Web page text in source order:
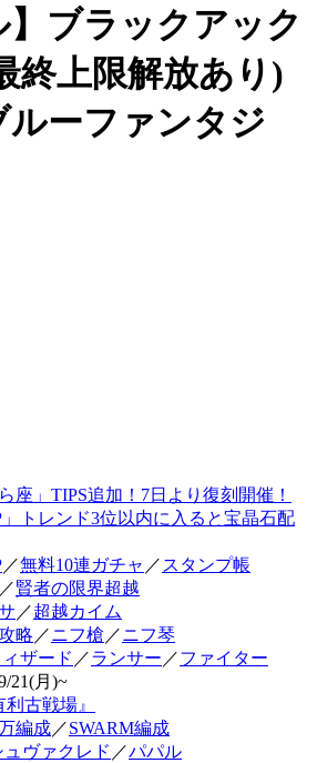
】ブラックアック
終上限解放あり)
ルーファンタジ
座」TIPS追加！7日より復刻開催！
」トレンド3位以内に入ると宝晶石配
／無料10連ガチャ ／ スタンプ帳
／賢者の限界超越
／超越カイム
略 ／ニフ槍 ／ニフ琴
ィザード ／ランサー ／ファイター
21(月)~
古戦場』
編成／SWARM編成
ュヴァクレド ／パパル